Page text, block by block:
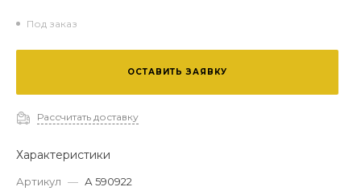
Под заказ
ОСТАВИТЬ ЗАЯВКУ
Рассчитать доставку
Характеристики
Артикул — А 590922